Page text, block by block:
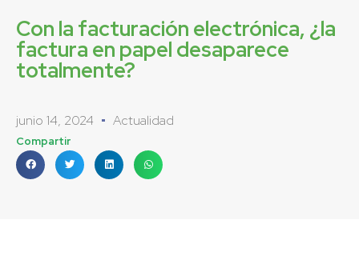
Con la facturación electrónica, ¿la
factura en papel desaparece
totalmente?
junio 14, 2024 Actualidad
Compartir